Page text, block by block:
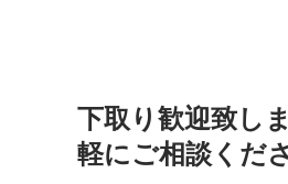
下取り歓迎致し
軽にご相談くだ